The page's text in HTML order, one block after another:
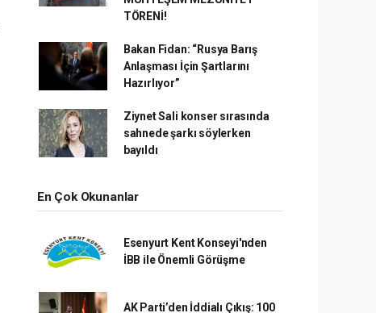
TÖRENİ!
Bakan Fidan: “Rusya Barış
Anlaşması İçin Şartlarını
Hazırlıyor”
Ziynet Sali konser sırasında
sahnede şarkı söylerken
bayıldı
En Çok Okunanlar
Esenyurt Kent Konseyi'nden
İBB ile Önemli Görüşme
AK Parti’den İddialı Çıkış: 100